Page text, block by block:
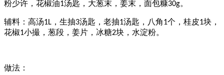
粉少许，花椒油1汤匙，大葱末，姜末，面包糠30g。
辅料：高汤1L ，生抽3汤匙，老抽1汤匙，八角1个，桂皮1块，
花椒1小撮，葱段，姜片，冰糖2块，水淀粉。
做法：